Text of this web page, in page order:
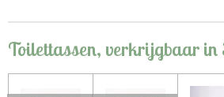
Toilettassen, verkrijgbaar in